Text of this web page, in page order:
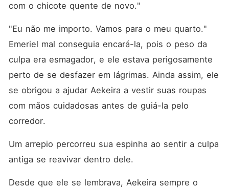
com o chicote quente de novo."
"Eu não me importo. Vamos para o meu quarto."
Emeriel mal conseguia encará-la, pois o peso da
culpa era esmagador, e ele estava perigosamente
perto de se desfazer em lágrimas. Ainda assim, ele
se obrigou a ajudar Aekeira a vestir suas roupas
com mãos cuidadosas antes de guiá-la pelo
corredor.
Um arrepio percorreu sua espinha ao sentir a culpa
antiga se reavivar dentro dele.
Desde que ele se lembrava, Aekeira sempre o